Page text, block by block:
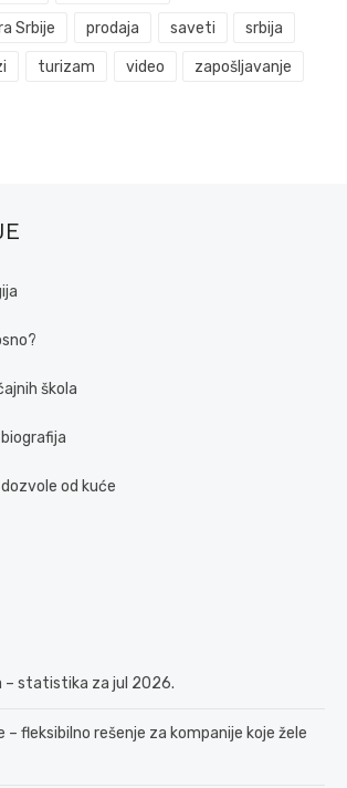
Srbije prodaja saveti srbija
turizam video zapošljavanje
škola
od kuće
– statistika za jul 2026.
– fleksibilno rešenje za kompanije koje žele